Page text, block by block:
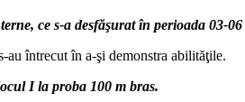
ce s-a desfăşurat în perioada 03-
întrecut în a-şi demonstra abilităţile.
I la proba 100 m bras.